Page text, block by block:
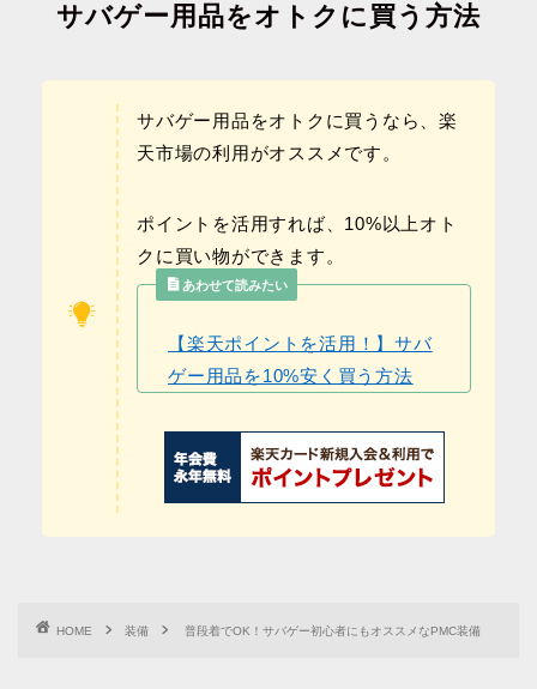
サバゲー用品をオトクに買う方法
サバゲー用品をオトクに買うなら、楽
天市場の利用がオススメです。
ポイントを活用すれば、10%以上オト
クに買い物ができます。
あわせて読みたい
【楽天ポイントを活用！】サバ
ゲー用品を10%安く買う方法
HOME 装備 普段着でOK！サバゲー初心者にもオススメなPMC装備